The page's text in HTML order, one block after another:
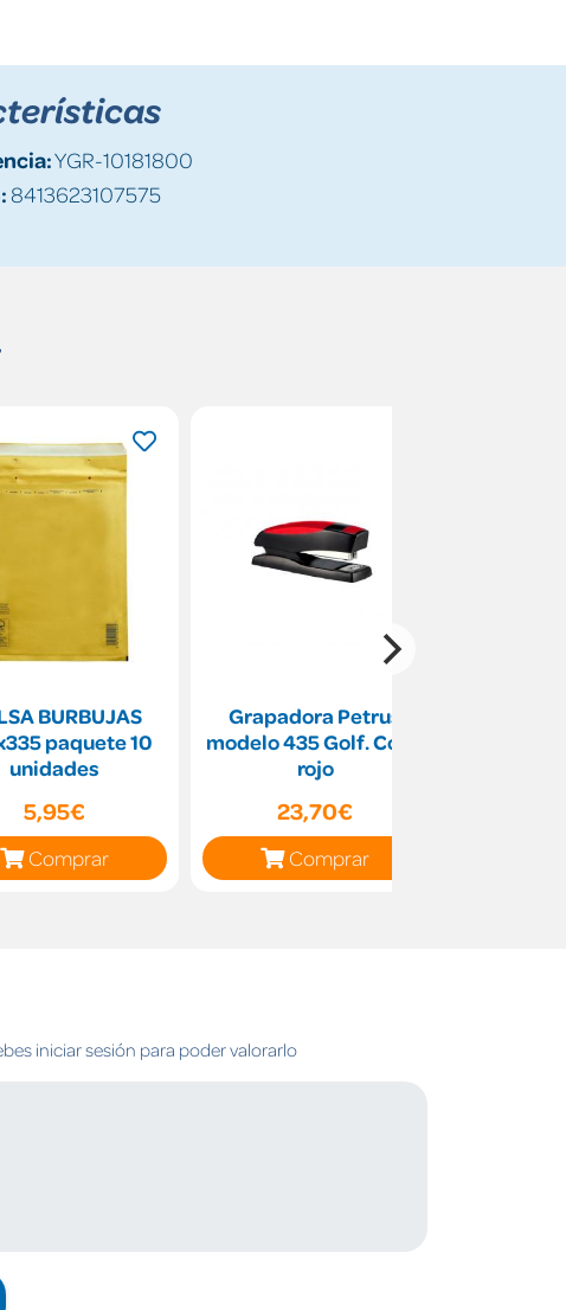
YGR-10181800
8413623107575
BURBUJAS
paquete 10
unidades
5,95€
Comprar
Grapadora Petrus
modelo 435 Golf. Color
rojo
23,70€
Comprar
iniciar sesión para poder valorarlo